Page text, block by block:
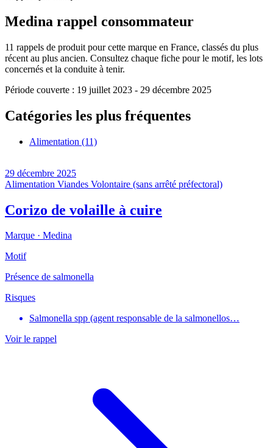
Medina rappel consommateur
11 rappels de produit pour cette marque en France, classés du plus
récent au plus ancien. Consultez chaque fiche pour le motif, les lots
concernés et la conduite à tenir.
Période couverte : 19 juillet 2023 - 29 décembre 2025
Catégories les plus fréquentes
Alimentation (11)
29 décembre 2025
Alimentation Viandes Volontaire (sans arrêté préfectoral)
Corizo de volaille à cuire
Marque · Medina
Motif
Présence de salmonella
Risques
Salmonella spp (agent responsable de la salmonellos…
Voir le rappel